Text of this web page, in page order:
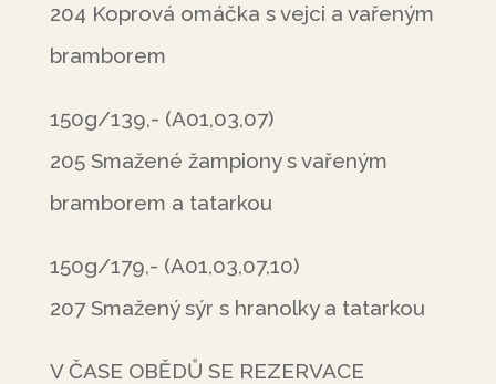
204 Koprová omáčka s vejci a vařeným
bramborem
150g/139,- (A01,03,07)
205 Smažené žampiony s vařeným
bramborem a tatarkou
150g/179,- (A01,03,07,10)
207 Smažený sýr s hranolky a tatarkou
V ČASE OBĚDŮ SE REZERVACE